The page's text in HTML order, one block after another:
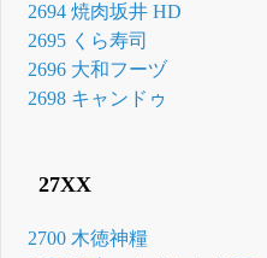
2694 焼肉坂井 HD
2695 くら寿司
2696 大和フーヅ
2698 キャンドゥ
27XX
2700 木徳神糧